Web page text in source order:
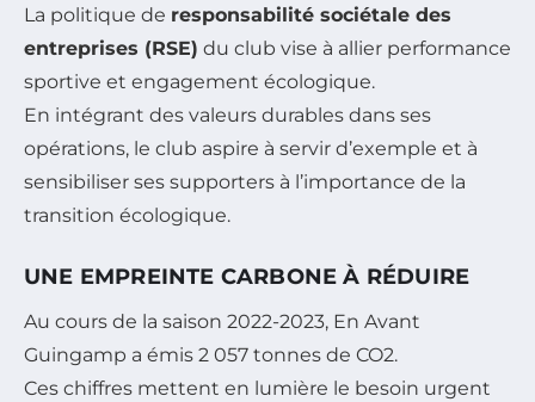
La politique de responsabilité sociétale des
entreprises (RSE) du club vise à allier performance
sportive et engagement écologique.
En intégrant des valeurs durables dans ses
opérations, le club aspire à servir d’exemple et à
sensibiliser ses supporters à l’importance de la
transition écologique.
UNE EMPREINTE CARBONE À RÉDUIRE
Au cours de la saison 2022-2023, En Avant
Guingamp a émis 2 057 tonnes de CO2.
Ces chiffres mettent en lumière le besoin urgent